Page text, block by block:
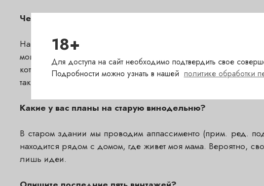
Чем ваш Amarone отличается от остальных?
Наш Amarone отличается живостью и энергией, сохраняя
моим подходом бьянкисты (прим. ред. bianchista - винодел,
которое, несмотря на силу, вызывает желание пить его
такие вина, хотя ещё 20 лет назад предпочитали другие.
Какие у вас планы на старую винодельню?
В старом здании мы проводим аппассименто (прим. ред.
находится рядом с домом, где живет моя мама. Вероятно,
лишь идеи.
18+
Для доступа на сайт необходимо подтвердить свое
Подробности можно узнать в нашей политике обработки